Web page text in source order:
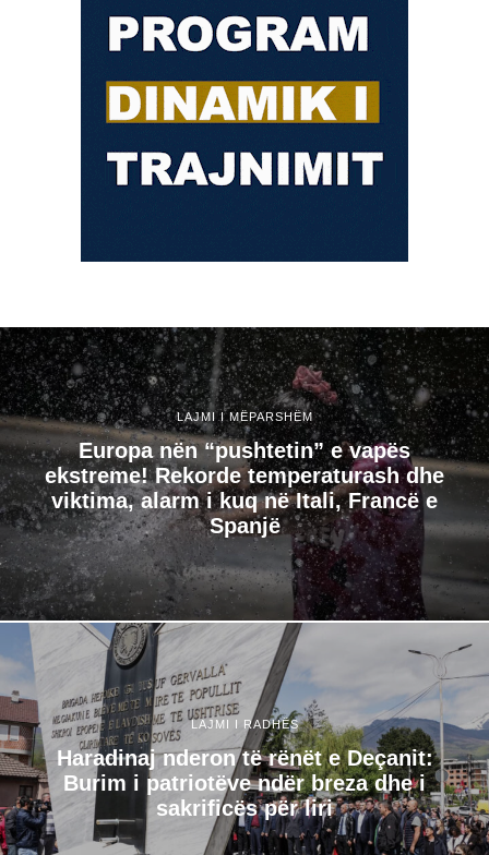
LAJMI I MËPARSHËM
Europa nën “pushtetin” e vapës
ekstreme! Rekorde temperaturash dhe
viktima, alarm i kuq në Itali, Francë e
Spanjë
LAJMI I RADHËS
Haradinaj nderon të rënët e Deçanit:
Burim i patriotëve ndër breza dhe i
sakrificës për liri